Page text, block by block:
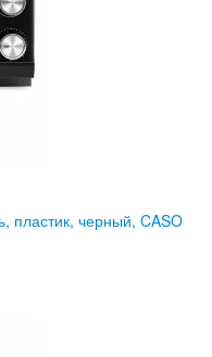
пластик, черный, CASO